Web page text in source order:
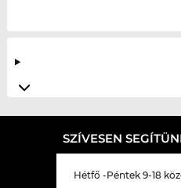
SZÍVESEN
Hétfő -Péntek 9-18